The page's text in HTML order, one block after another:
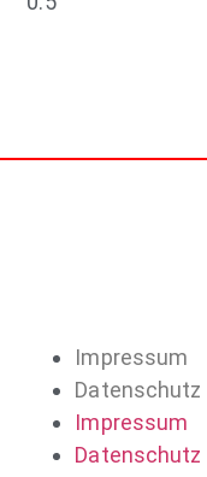
Impressum
Datenschutz
Impressum
Datenschutz